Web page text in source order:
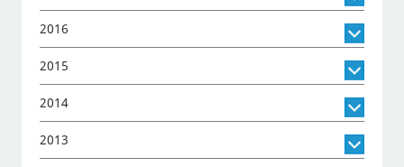
2016
2015
2014
2013